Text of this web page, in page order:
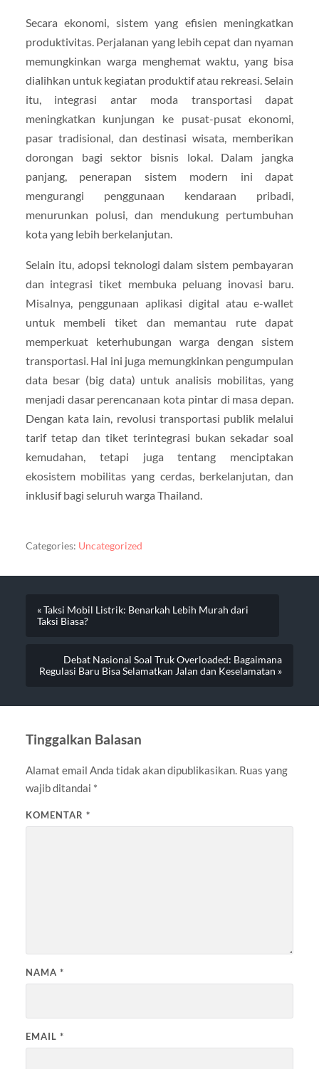
Secara ekonomi, sistem yang efisien meningkatkan
produktivitas. Perjalanan yang lebih cepat dan nyaman
memungkinkan warga menghemat waktu, yang bisa
dialihkan untuk kegiatan produktif atau rekreasi. Selain
itu, integrasi antar moda transportasi dapat
meningkatkan kunjungan ke pusat-pusat ekonomi,
pasar tradisional, dan destinasi wisata, memberikan
dorongan bagi sektor bisnis lokal. Dalam jangka
panjang, penerapan sistem modern ini dapat
mengurangi penggunaan kendaraan pribadi,
menurunkan polusi, dan mendukung pertumbuhan
kota yang lebih berkelanjutan.
Selain itu, adopsi teknologi dalam sistem pembayaran
dan integrasi tiket membuka peluang inovasi baru.
Misalnya, penggunaan aplikasi digital atau e-wallet
untuk membeli tiket dan memantau rute dapat
memperkuat keterhubungan warga dengan sistem
transportasi. Hal ini juga memungkinkan pengumpulan
data besar (big data) untuk analisis mobilitas, yang
menjadi dasar perencanaan kota pintar di masa depan.
Dengan kata lain, revolusi transportasi publik melalui
tarif tetap dan tiket terintegrasi bukan sekadar soal
kemudahan, tetapi juga tentang menciptakan
ekosistem mobilitas yang cerdas, berkelanjutan, dan
inklusif bagi seluruh warga Thailand.
Categories: Uncategorized
« Taksi Mobil Listrik: Benarkah Lebih Murah dari
Taksi Biasa?
Debat Nasional Soal Truk Overloaded: Bagaimana
Regulasi Baru Bisa Selamatkan Jalan dan Keselamatan »
Tinggalkan Balasan
Alamat email Anda tidak akan dipublikasikan. Ruas yang
wajib ditandai *
KOMENTAR *
NAMA *
EMAIL *